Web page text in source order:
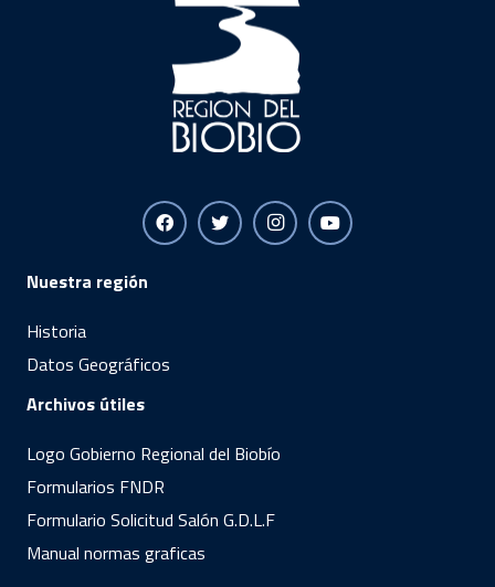
Nuestra región
Historia
Datos Geográficos
Archivos útiles
Logo Gobierno Regional del Biobío
Formularios FNDR
Formulario Solicitud Salón G.D.L.F
Manual normas graficas